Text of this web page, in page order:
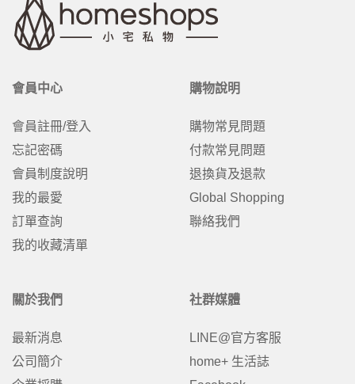
會員中心
會員註冊/登入
忘記密碼
會員制度說明
我的最愛
訂單查詢
我的收藏清單
購物說明
購物常見問題
付款常見問題
退換貨及退款
Global Shopping
聯絡我們
關於我們
最新消息
公司簡介
社群媒體
LINE@官方客服
home+ 生活誌